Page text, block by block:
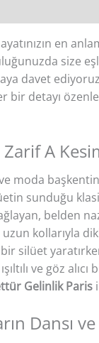
en
size
davet
bir detayı
A
ve moda
sunduğu
belden
uzun kollarıyla
silüet
ve göz
Gelinlik Paris
Dansı